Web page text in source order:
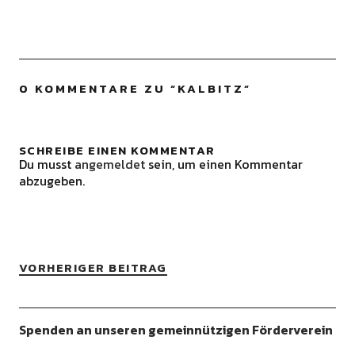
0 KOMMENTARE ZU “KALBITZ”
SCHREIBE EINEN KOMMENTAR
Du musst angemeldetsein, um einen Kommentar
abzugeben.
VORHERIGER BEITRAG
Spenden an unseren gemeinnützigen Förderverein